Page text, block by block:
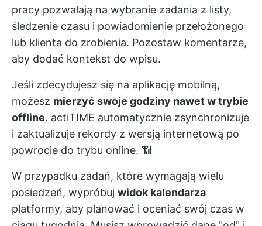
pracy pozwalają na wybranie zadania z listy,
śledzenie czasu i powiadomienie przełożonego
lub klienta do zrobienia. Pozostaw komentarze,
aby dodać kontekst do wpisu.
Jeśli zdecydujesz się na aplikację mobilną,
możesz mierzyć swoje godziny nawet w trybie
offline. actiTIME automatycznie zsynchronizuje
i zaktualizuje rekordy z wersją internetową po
powrocie do trybu online. 📶
W przypadku zadań, które wymagają wielu
posiedzeń, wypróbuj widok kalendarza
platformy, aby planować i oceniać swój czas w